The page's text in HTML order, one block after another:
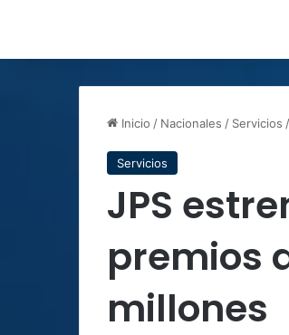
Inicio / Nacionales / Servicios /
Servicios
JPS
premios
millones